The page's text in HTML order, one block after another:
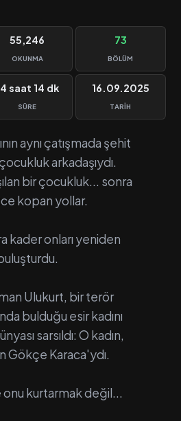
55,246
OKUNMA
73
BÖLÜM
saat 14 dk
SÜRE
16.09.2025
TARIH
aynı çatışmada şehit
arkadaşıydı.
bir çocukluk... sonra
kopan yollar.
kader onları yeniden
Ulukurt, bir terör
bulduğu esir kadını
sarsıldı: O kadın,
Gökçe Karaca'ydı.
onu kurtarmak değil...